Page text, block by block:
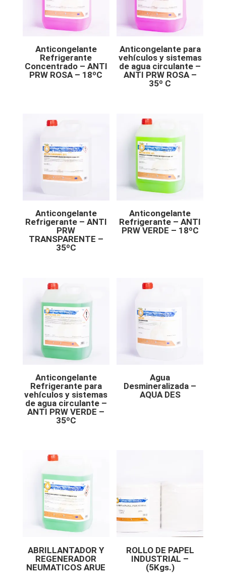
Anticongelante
Refrigerante
Concentrado – ANTI
PRW ROSA – 18ºC
Anticongelante para
vehículos y sistemas
de agua circulante –
ANTI PRW ROSA –
35º C
Anticongelante
Refrigerante – ANTI
PRW
TRANSPARENTE –
35ºC
Anticongelante
Refrigerante – ANTI
PRW VERDE – 18ºC
Anticongelante
Refrigerante para
vehículos y sistemas
de agua circulante –
ANTI PRW VERDE –
35ºC
Agua
Desmineralizada –
AQUA DES
ABRILLANTADOR Y
REGENERADOR
NEUMATICOS ARUE
ROLLO DE PAPEL
INDUSTRIAL –
(5Kgs.)